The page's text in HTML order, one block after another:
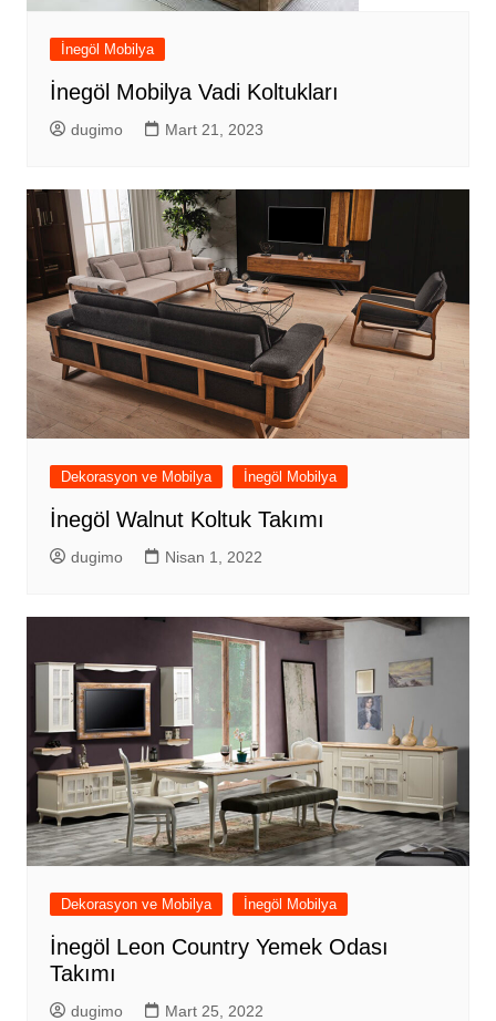
İnegöl Mobilya
İnegöl Mobilya Vadi Koltukları
dugimo Mart 21, 2023
Dekorasyon ve Mobilya İnegöl Mobilya
İnegöl Walnut Koltuk Takımı
dugimo Nisan 1, 2022
Dekorasyon ve Mobilya İnegöl Mobilya
İnegöl Leon Country Yemek Odası
Takımı
dugimo Mart 25, 2022